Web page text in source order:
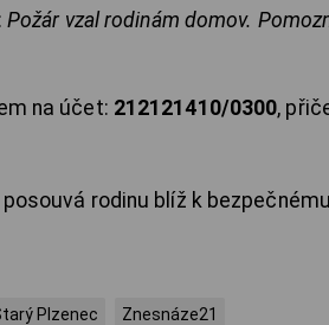
Požár vzal rodinám domov.
na účet: 212121410/0300,
rodinu blíž k
Plzenec Znesnáze21